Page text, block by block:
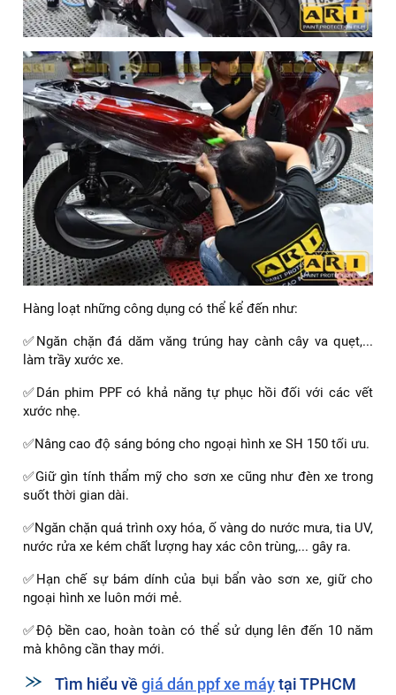
Hàng loạt những công dụng có thể kể đến như:
✅Ngăn chặn đá dăm văng trúng hay cành cây va quẹt,...
làm trầy xước xe.
✅Dán phim PPF có khả năng tự phục hồi đối với các vết
xước nhẹ.
✅Nâng cao độ sáng bóng cho ngoại hình xe SH 150 tối ưu.
✅Giữ gìn tính thẩm mỹ cho sơn xe cũng như đèn xe trong
suốt thời gian dài.
✅Ngăn chặn quá trình oxy hóa, ố vàng do nước mưa, tia UV,
nước rửa xe kém chất lượng hay xác côn trùng,... gây ra.
✅Hạn chế sự bám dính của bụi bẩn vào sơn xe, giữ cho
ngoại hình xe luôn mới mẻ.
✅Độ bền cao, hoàn toàn có thể sử dụng lên đến 10 năm
mà không cần thay mới.
Tìm hiểu về giá dán ppf xe máytại TPHCM